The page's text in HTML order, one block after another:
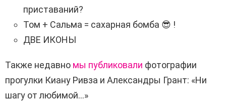
приставаний?
Том + Сальма = сахарная бомба 😎 !
ДВЕ ИКОНЫ
Также недавно мы публиковали фотографии
прогулки Киану Ривза и Александры Грант: «Ни
шагу от любимой…»